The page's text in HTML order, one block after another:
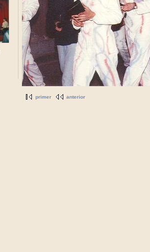
primer anterior